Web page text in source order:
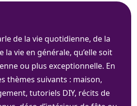
de la vie quotidienne, de la
la vie en générale, qu’elle soit
ou plus exceptionnelle. En
thèmes suivants : maison,
tutoriels DIY, récits de